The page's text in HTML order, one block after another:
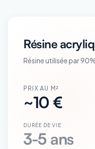
Résine
Résine utilisée par
PRIX AU M²
~10 €
DURÉE DE VIE
3-5 ans